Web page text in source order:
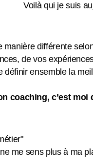
Voilà qui je suis
différente
de vos
définir ensemble la
coaching, c’est moi
me sens plus à ma